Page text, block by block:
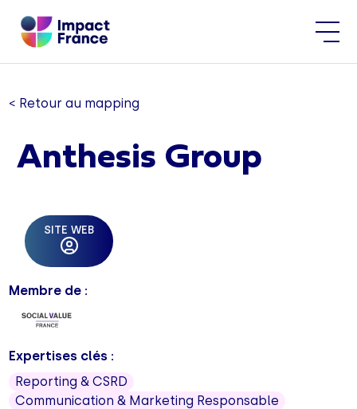
< Retour au mapping
Anthesis Group
SITE WEB
Membre de :
Expertises clés :
Reporting & CSRD
Communication & Marketing Responsable